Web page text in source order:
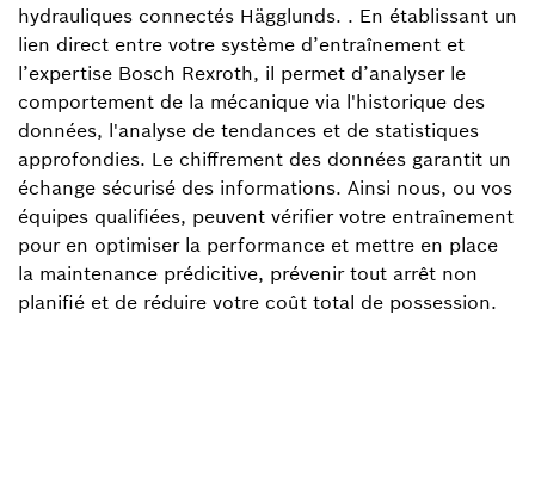
hydrauliques connectés Hägglunds. . En établissant un
lien direct entre votre système d’entraînement et
l’expertise Bosch Rexroth, il permet d’analyser le
comportement de la mécanique via l'historique des
données, l'analyse de tendances et de statistiques
approfondies. Le chiffrement des données garantit un
échange sécurisé des informations. Ainsi nous, ou vos
équipes qualifiées, peuvent vérifier votre entraînement
pour en optimiser la performance et mettre en place
la maintenance prédicitive, prévenir tout arrêt non
planifié et de réduire votre coût total de possession.